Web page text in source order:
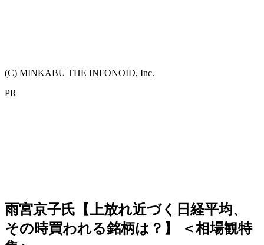
(C) MINKABU THE INFONOID, Inc.
PR
雨宮京子氏【上放れ近づく日経平均、
その時買われる銘柄は？】 ＜相場観特